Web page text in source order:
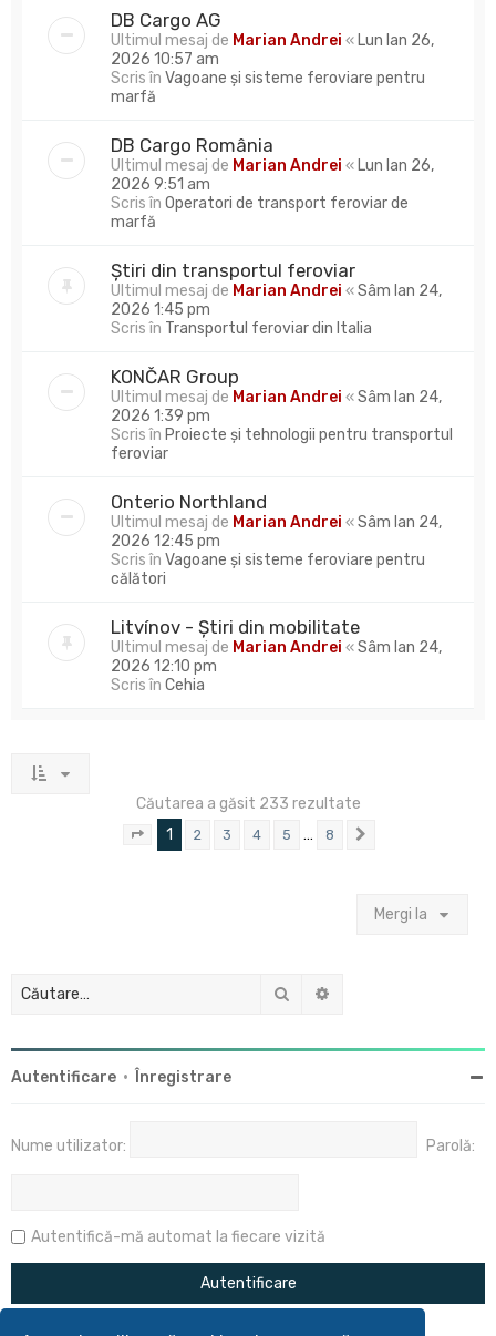
DB Cargo AG
Ultimul mesaj de Marian Andrei « Lun Ian 26,
2026 10:57 am
Scris în Vagoane și sisteme feroviare pentru
marfă
DB Cargo România
Ultimul mesaj de Marian Andrei « Lun Ian 26,
2026 9:51 am
Scris în Operatori de transport feroviar de
marfă
Știri din transportul feroviar
Ultimul mesaj de Marian Andrei «Sâm Ian 24,
2026 1:45 pm
Scris în Transportul feroviar din Italia
KONČAR Group
Ultimul mesaj de Marian Andrei «Sâm Ian 24,
2026 1:39 pm
Scris în Proiecte și tehnologii pentru transportul
feroviar
Onterio Northland
Ultimul mesaj de Marian Andrei «Sâm Ian 24,
2026 12:45 pm
Scris în Vagoane și sisteme feroviare pentru
călători
Litvínov - Știri din mobilitate
Ultimul mesaj de Marian Andrei «Sâm Ian 24,
2026 12:10 pm
Scris în Cehia
Căutarea a găsit 233 rezultate
Pagina1 din
1 2 3 4 5 … 8
Mergi la
Căutare
Autentificare • Înregistrare
Nume utilizator: Parolă:
Autentifică-mă automat la fiecare vizită